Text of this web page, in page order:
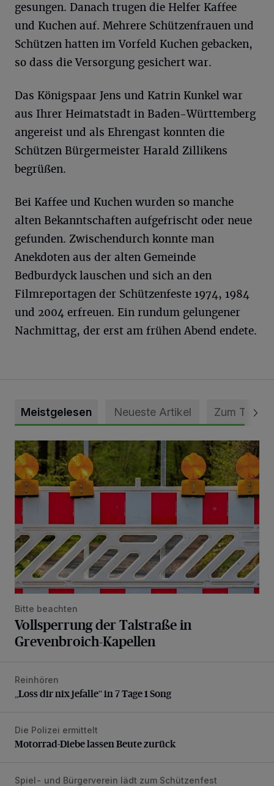
gesungen. Danach trugen die Helfer Kaffee
und Kuchen auf. Mehrere Schützenfrauen und
Schützen hatten im Vorfeld Kuchen gebacken,
so dass die Versorgung gesichert war.
Das Königspaar Jens und Katrin Kunkel war
aus Ihrer Heimatstadt in Baden-Württemberg
angereist und als Ehrengast konnten die
Schützen Bürgermeister Harald Zillikens
begrüßen.
Bei Kaffee und Kuchen wurden so manche
alten Bekanntschaften aufgefrischt oder neue
gefunden. Zwischendurch konnte man
Anekdoten aus der alten Gemeinde
Bedburdyck lauschen und sich an den
Filmreportagen der Schützenfeste 1974, 1984
und 2004 erfreuen. Ein rundum gelungener
Nachmittag, der erst am frühen Abend endete.
Meistgelesen Neueste Artikel Zum Thema
Vollsperrung der Talstraße in Grevenbroich-Kapellen
Bitte beachten
Vollsperrung der Talstraße in
Grevenbroich-Kapellen
„Loss dir nix jefalle“ in 7 Tage 1 Song
Reinhören
„Loss dir nix jefalle“ in 7 Tage 1 Song
Motorrad-Diebe lassen Beute zurück
Die Polizei ermittelt
Motorrad-Diebe lassen Beute zurück
Mit Herzblut die Gemeinschaft leben
Spiel- und Bürgerverein lädt zum Schützenfest